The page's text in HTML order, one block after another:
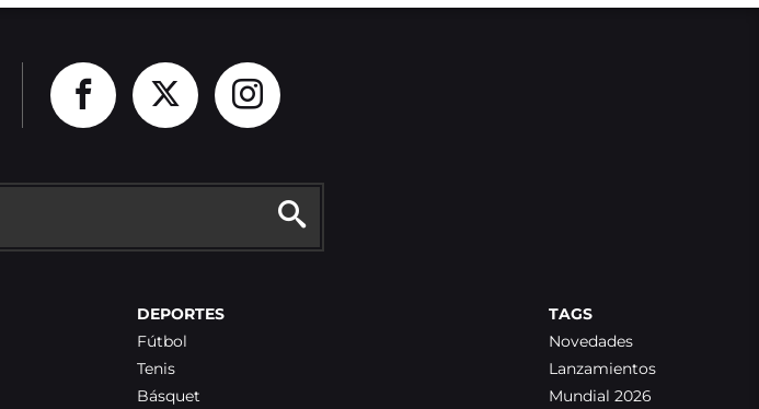
DEPORTES
Fútbol
Tenis
Básquet
TAGS
Novedades
Lanzamientos
Mundial 2026